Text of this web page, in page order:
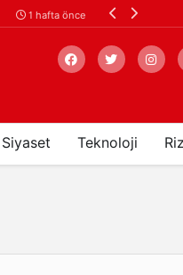
1 hafta önce Çaykur
Siyaset Teknoloji